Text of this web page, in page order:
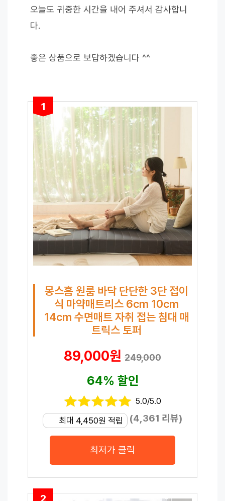
오늘도 귀중한 시간을 내어 주셔서 감사합니
다.
좋은 상품으로 보답하겠습니다 ^^
1
몽스홈 원룸 바닥 단단한 3단 접이
식 마약매트리스 6cm 10cm
14cm 수면매트 자취 접는 침대 매
트릭스 토퍼
89,000원 249,000
64% 할인
5.0/5.0
최대 4,450원 적립 (4,361 리뷰)
최저가 클릭
2